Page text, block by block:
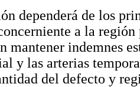
dependerá de los
a la
mantener indemnes
y las arterias
del defecto y